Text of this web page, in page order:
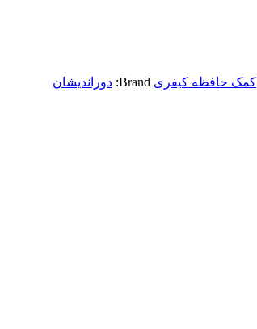
کمک حافظه کیفری Brand: دوراندیشان